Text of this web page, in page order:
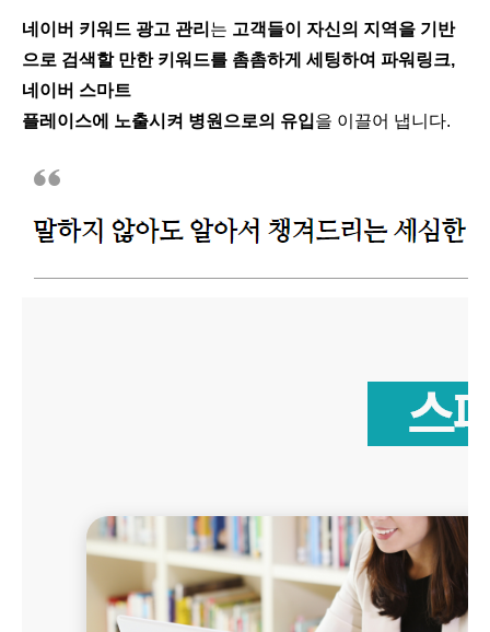
네이버 키워드 광고 관리 는 고객들이 자신의 지역을 기반
으로 검색할 만한 키워드를 촘촘하게 세팅하여 파워링크,
네이버 스마트
플레이스에 노출시켜 병원으로의 유입을 이끌어 냅니다.